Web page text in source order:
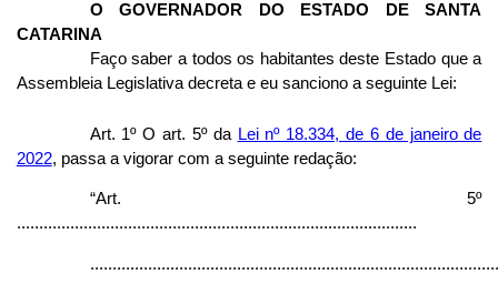
O GOVERNADOR DO ESTADO DE SANTA
CATARINA
Faço saber a todos os habitantes deste Estado que a
Assembleia Legislativa decreta e eu sanciono a seguinte Lei:
Art. 1º O art. 5º da Lei nº 18.334, de 6 de janeiro de
2022, passa a vigorar com a seguinte redação:
“Art. 5º
..........................................................................................